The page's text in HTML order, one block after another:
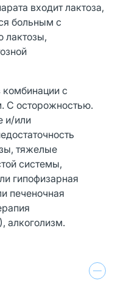
входит лактоза,
больным с
лактозы,
с
С осторожностью.
и/или
тяжелые
системы,
гипофизарная
печеночная
алкоголизм.